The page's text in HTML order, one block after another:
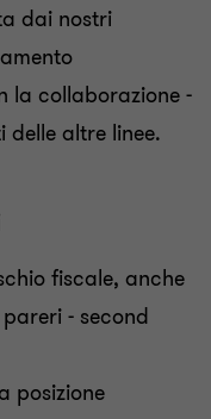
dai nostri
la collaborazione -
delle altre linee.
fiscale, anche
- second
posizione